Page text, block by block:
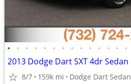
• • • • • • • • • • • • • •
2013 Dodge Dart SXT 4dr Sedan
8/7 159k mi Dodge Dart Sedan